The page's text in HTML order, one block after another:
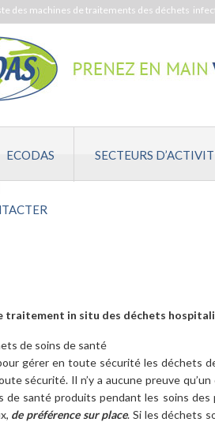
des machines de traitements des déchets
ECODAS SECTEURS
traitement in situ des déchets
de soins de santé
gérer en toute sécurité les déchets
sécurité. Il n’y a aucune preuve
de santé produits pendant les soins
de préférence sur place. Si les déchets